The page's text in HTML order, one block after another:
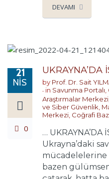
DEVAMI
21
NIS
0
UKRAYNA’DA
by Prof. Dr. Sait
in Savunma Portalı
Araştırmalar Merkezi
ve Siber Güvenlik
Merkezi Coğrafi
… UKRAYNA’DA
Ukrayna’daki
mücadelelerine
bazen